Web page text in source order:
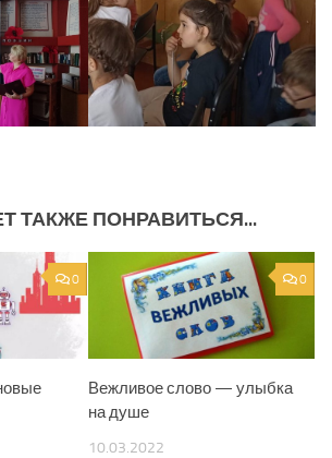
ТАКЖЕ ПОНРАВИТЬСЯ...
0 0
Вежливое слово — улыбка
на душе
10.03.2022